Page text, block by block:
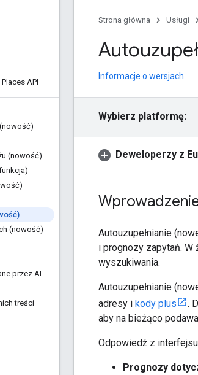
API
(nowość)
(nowość)
przez AI
treści
Strona główna Usługi
Informacje o wersjach
Wybierz platformę:
Deweloperzy z
Autouzupełnianie
i prognozy zapytań.
wyszukiwania.
Autouzupełnianie
adresy i kody plus
.
aby na bieżąco
Odpowiedź z
Prognozy